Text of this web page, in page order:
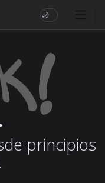
🌙
principios